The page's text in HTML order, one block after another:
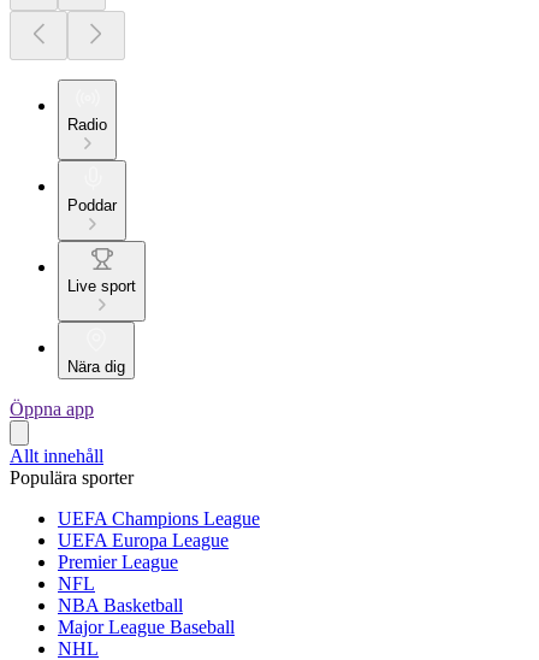
Radio
Poddar
Live sport
Nära dig
Öppna app
Allt innehåll
Populära sporter
UEFA Champions League
UEFA Europa League
Premier League
NFL
NBA Basketball
Major League Baseball
NHL